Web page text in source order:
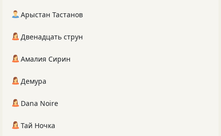
Арыстан Тастанов
Двенадцать струн
Амалия Сирин
Демура
Dana Noire
Тай Ночка